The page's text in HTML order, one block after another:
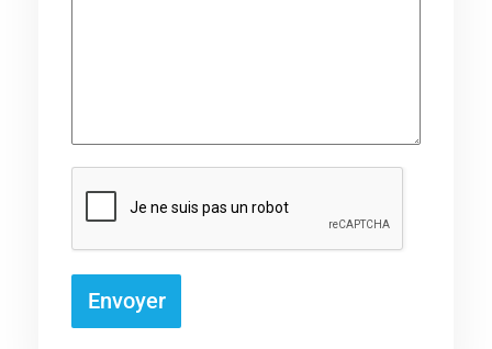
Envoyer